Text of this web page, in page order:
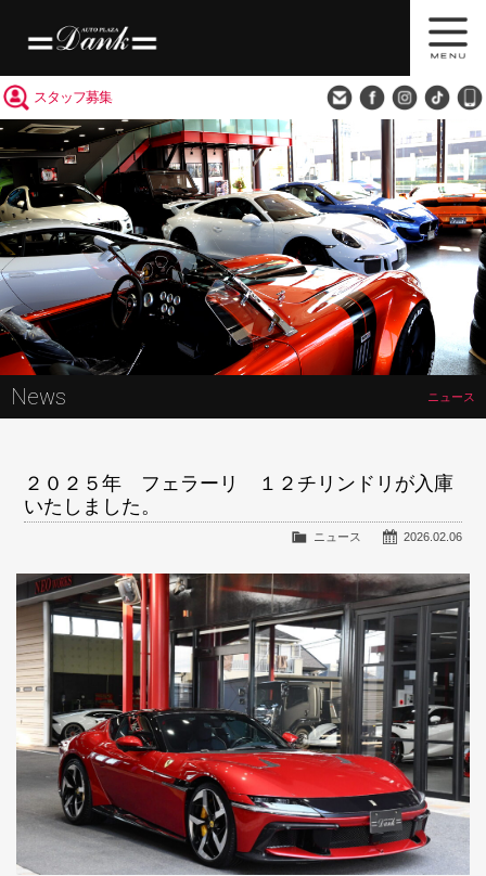
スタッフ募集
News ニュース
２０２５年 フェラーリ １２チリンドリが入庫
いたしました。
2026.02.06
ニュース